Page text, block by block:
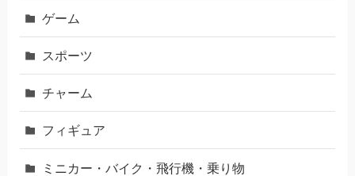
ゲーム
スポーツ
チャーム
フィギュア
ミニカー・バイク・飛行機・乗り物